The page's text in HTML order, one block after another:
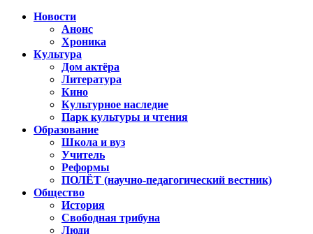
Новости
Анонс
Хроника
Культура
Дом актёра
Литература
Кино
Культурное наследие
Парк культуры и чтения
Образование
Школа и вуз
Учитель
Реформы
ПОЛЁТ (научно-педагогический вестник)
Общество
История
Свободная трибуна
Люди